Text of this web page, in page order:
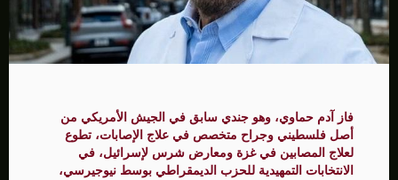
فاز آدم حماوي، وهو جندي سابق في الجيش الأمريكي من
أصل فلسطيني وجراح متخصص في علاج الإصابات، تطوع
لعلاج المصابين في غزة ومعارض شرس لإسرائيل، في
الانتخابات التمهيدية للحزب الديمقراطي بوسط نيوجيرسي،